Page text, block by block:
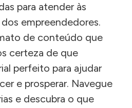
para atender às
empreendedores.
de conteúdo que
certeza de que
perfeito para ajudar
e prosperar. Navegue
e descubra o que